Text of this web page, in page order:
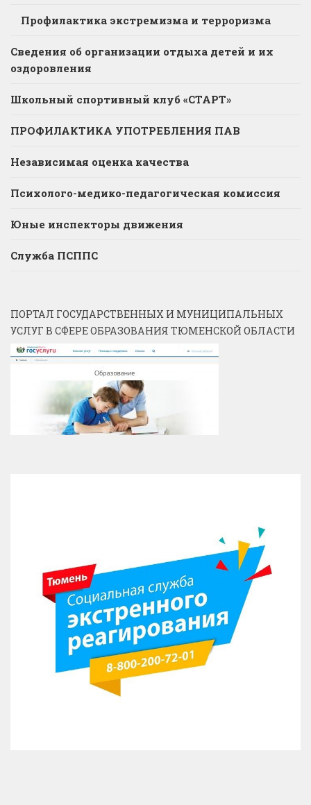
Профилактика экстремизма и терроризма
Сведения об организации отдыха детей и их
оздоровления
Школьный спортивный клуб «СТАРТ»
ПРОФИЛАКТИКА УПОТРЕБЛЕНИЯ ПАВ
Независимая оценка качества
Психолого-медико-педагогическая комиссия
Юные инспекторы движения
Служба ПСППС
ПОРТАЛ ГОСУДАРСТВЕННЫХ И МУНИЦИПАЛЬНЫХ
УСЛУГ В СФЕРЕ ОБРАЗОВАНИЯ ТЮМЕНСКОЙ ОБЛАСТИ